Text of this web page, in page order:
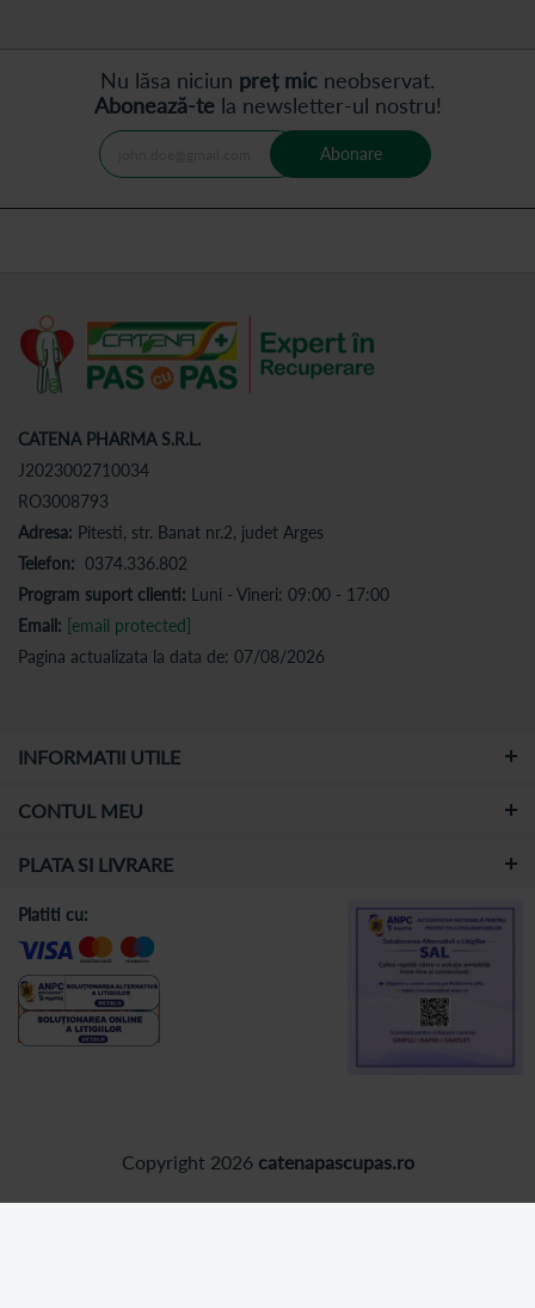
Nu lăsa niciun preț mic neobservat.
Abonează-tela newsletter-ul nostru!
Abonare
CATENA PHARMA S.R.L.
J2023002710034
RO3008793
Adresa: Pitesti, str. Banat nr.2, judet Arges
Telefon: 0374.336.802
Program suport clienti: Luni - Vineri: 09:00 - 17:00
Email: [email protected]
Pagina actualizata la data de: 07/08/2026
INFORMATII UTILE
CONTUL MEU
PLATA SI LIVRARE
Copyright 2026 catenapascupas.ro
Platiti cu: